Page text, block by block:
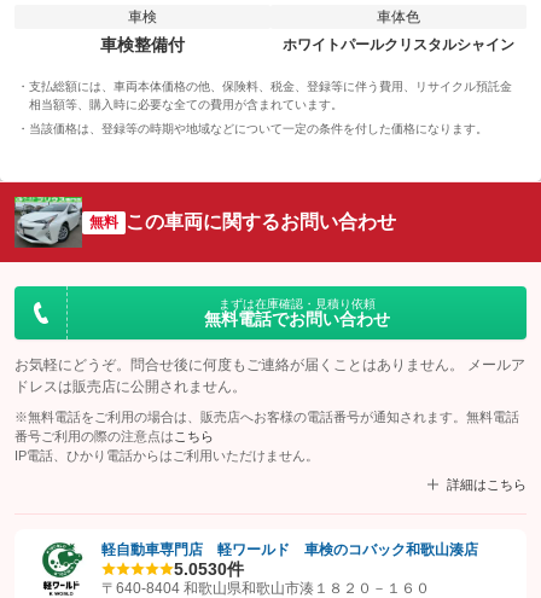
車検
車検整備付
車体色
ホワイトパールクリスタルシャイン
支払総額には、車両本体価格の他、保険料、税金、登録等に伴う費用、リサイクル預託金
相当額等、購入時に必要な全ての費用が含まれています。
当該価格は、登録等の時期や地域などについて一定の条件を付した価格になります。
無料 この車両に関するお問い合わせ
まずは在庫確認・見積り依頼
無料電話でお問い合わせ
お気軽にどうぞ。問合せ後に何度もご連絡が届くことはありません。 メールア
ドレスは販売店に公開されません。
※無料電話をご利用の場合は、販売店へお客様の電話番号が通知されます。無料電話
番号ご利用の際の注意点は こちら
IP電話、ひかり電話からはご利用いただけません。
詳細はこちら
【STEP1】
認証画面でグーネットを友だち追加してから「許可する」ボタンを押
軽自動車専門店 軽ワールド 車検のコバック和歌山湊店
5.0530件
〒640-8404 和歌山県和歌山市湊１８２０－１６０